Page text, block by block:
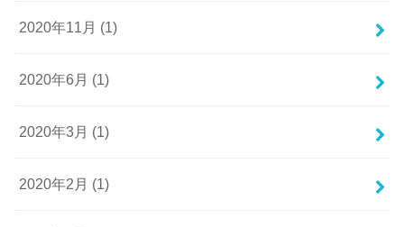
2020年11月 (1)
2020年6月 (1)
2020年3月 (1)
2020年2月 (1)